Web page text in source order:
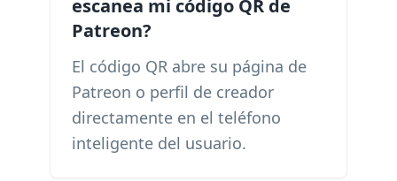
escanea mi código QR de
Patreon?
El código QR abre su página de
Patreon o perfil de creador
directamente en el teléfono
inteligente del usuario.